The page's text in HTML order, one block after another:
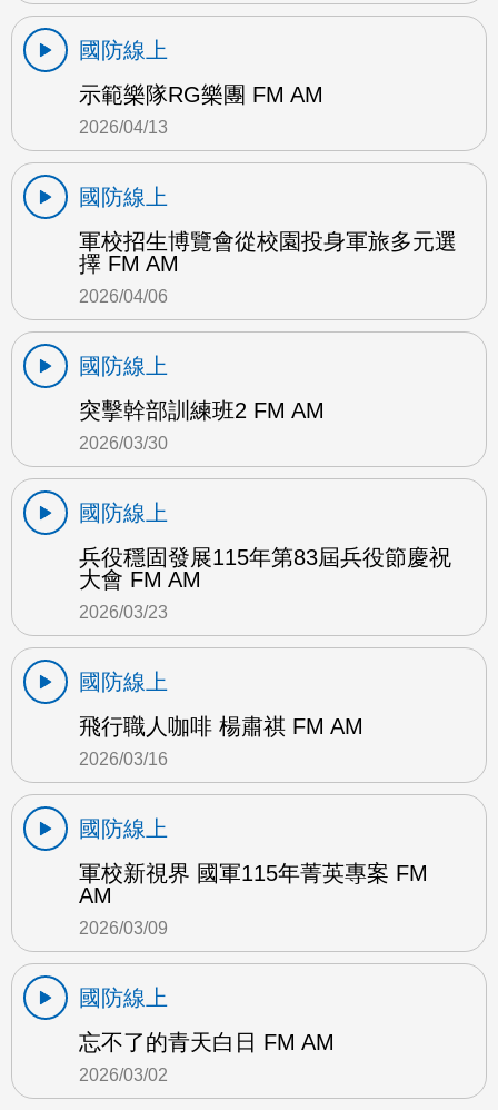
國防線上
示範樂隊RG樂團 FM AM
2026/04/13
國防線上
軍校招生博覽會從校園投身軍旅多元選
擇 FM AM
2026/04/06
國防線上
突擊幹部訓練班2 FM AM
2026/03/30
國防線上
兵役穩固發展115年第83屆兵役節慶祝
大會 FM AM
2026/03/23
國防線上
飛行職人咖啡 楊肅祺 FM AM
2026/03/16
國防線上
軍校新視界 國軍115年菁英專案 FM
AM
2026/03/09
國防線上
忘不了的青天白日 FM AM
2026/03/02